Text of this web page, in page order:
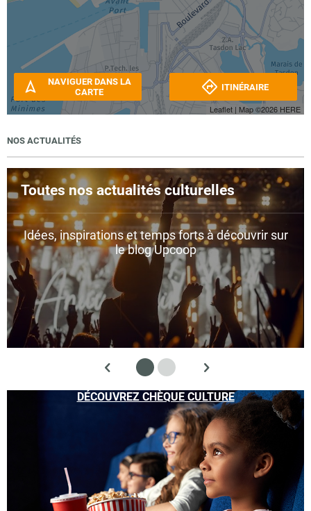
Leaflet | Map ©2026 HERE
NAVIGUER DANS LA
CARTE
ITINÉRAIRE
NOS ACTUALITÉS
Toutes nos actualités culturelles
Idées, inspirations et temps forts à découvrir sur
le blog Upcoop
DÉCOUVREZ CHÈQUE CULTURE